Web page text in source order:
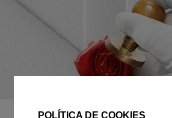
POLÍTICA DE COOKIES
EMBALAGEM PARA